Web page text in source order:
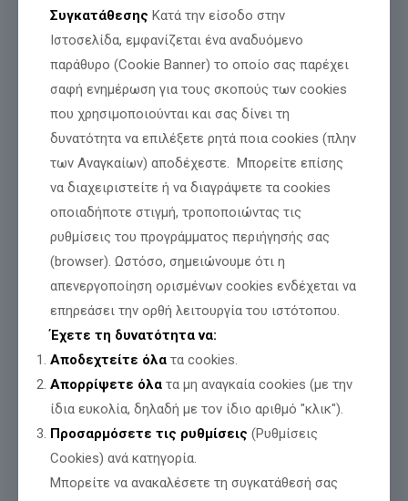
Από το Γραφείο Τύπου
του Ανεξάρτητου Βουλευτή
Νίκου Παπαδόπουλου
Βέτο στις χρηματοδοτήσεις, υψηλοί δασμοί στα τουρκικά
προϊόντα και Πάγωμα της Τελωνειακής Ένωσης ως
απάντηση στο casus belli»,
https://www.hellenicparliament.gr/UserFiles/c0d5184d-7550-
4265-8e0b-078e1bc7375a/13303278.pdf
Οι προτάσεις του ΕΛΛΗΝΙΚΟΥ ΠΑΛΜΟΥ για τηνεξωτερική
πολιτική, εδώ:
Μοιράσου
Σχετικές αναρτήσεις
Συγκατάθεσης Κατά την είσοδο στην
Ιστοσελίδα, εμφανίζεται ένα αναδυόμενο
παράθυρο (Cookie Banner) το οποίο σας παρέχει
σαφή ενημέρωση για τους σκοπούς των cookies
που χρησιμοποιούνται και σας δίνει τη
δυνατότητα να επιλέξετε ρητά ποια cookies (πλην
των Αναγκαίων) αποδέχεστε. Μπορείτε επίσης
να διαχειριστείτε ή να διαγράψετε τα cookies
οποιαδήποτε στιγμή, τροποποιώντας τις
ρυθμίσεις του προγράμματος περιήγησής σας
(browser). Ωστόσο, σημειώνουμε ότι η
απενεργοποίηση ορισμένων cookies ενδέχεται να
επηρεάσει την ορθή λειτουργία του ιστότοπου.
Έχετε τη δυνατότητα να:
Αποδεχτείτε όλα τα cookies.
Απορρίψετε όλα τα μη αναγκαία cookies (με την
ίδια ευκολία, δηλαδή με τον ίδιο αριθμό "κλικ").
Προσαρμόσετε τις ρυθμίσεις (Ρυθμίσεις
Cookies) ανά κατηγορία.
Μπορείτε να ανακαλέσετε τη συγκατάθεσή σας